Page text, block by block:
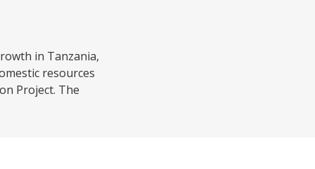
in Tanzania,
resources
Project. The